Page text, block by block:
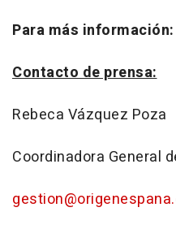
Para más información:
Contacto de prensa:
Rebeca Vázquez Poza
Coordinadora General